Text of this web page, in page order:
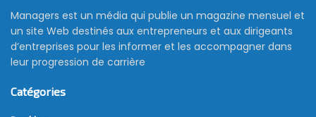
Managers est un média qui publie un magazine mensuel et
un site Web destinés aux entrepreneurs et aux dirigeants
d’entreprises pour les informer et les accompagner dans
leur progression de carrière
Catégories